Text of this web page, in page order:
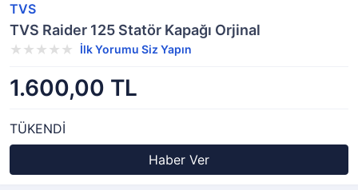
TVS
TVS Raider 125 Statör Kapağı Orjinal
İlk Yorumu Siz Yapın
1.600,00 TL
TÜKENDİ
Haber Ver